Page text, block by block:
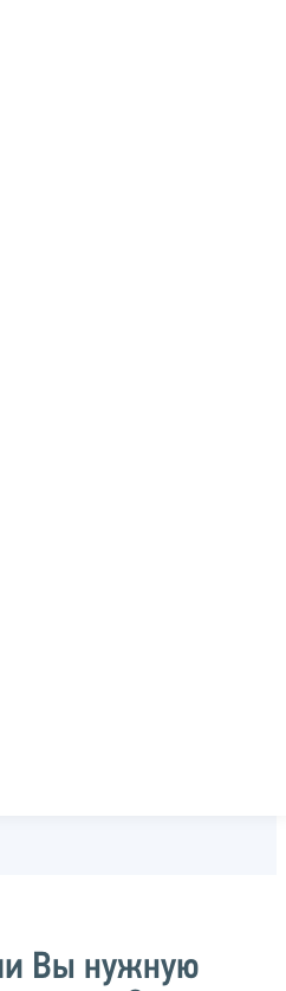
Вы нужную